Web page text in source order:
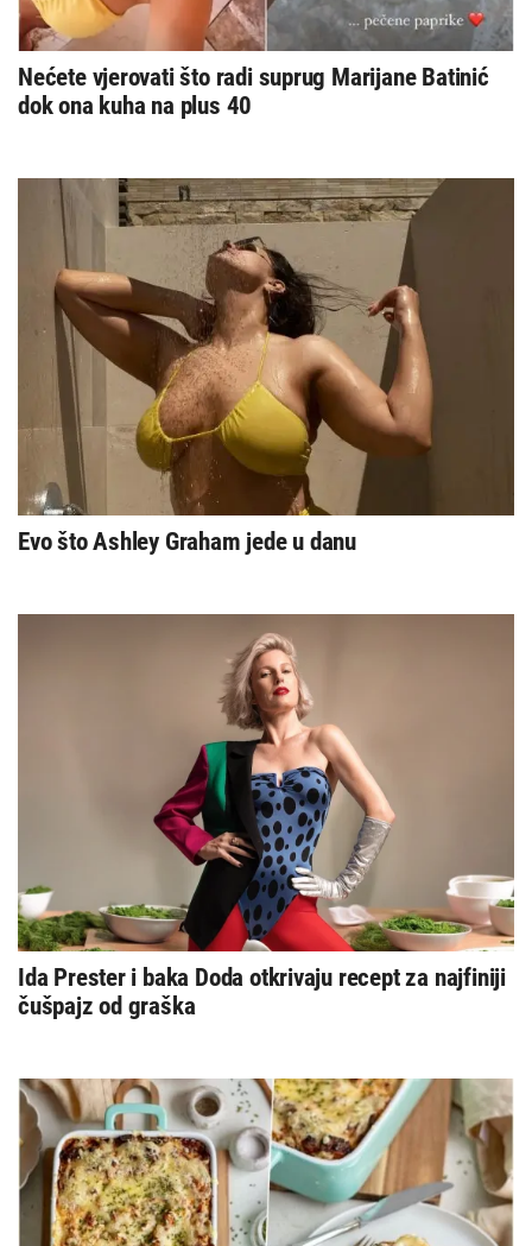
Nećete vjerovati što radi suprug Marijane Batinić
dok ona kuha na plus 40
Evo što Ashley Graham jede u danu
Ida Prester i baka Doda otkrivaju recept za najfiniji
čušpajz od graška